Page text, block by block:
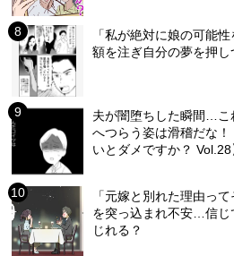
「私が絶対に娘の可能
額を注ぎ自分の夢を押
夫が闇堕ちした瞬間…こ
へつらう姿は滑稽だな
いとダメですか？ Vol.28
「元嫁と別れた理由っ
を突っ込まれ不安…信じ
じれる？